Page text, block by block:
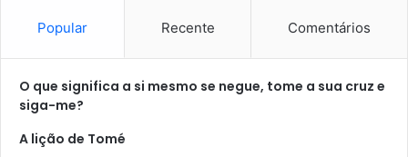
Popular Recente Comentários
O que significa a si mesmo se negue, tome a sua cruz e
siga-me?
A lição de Tomé